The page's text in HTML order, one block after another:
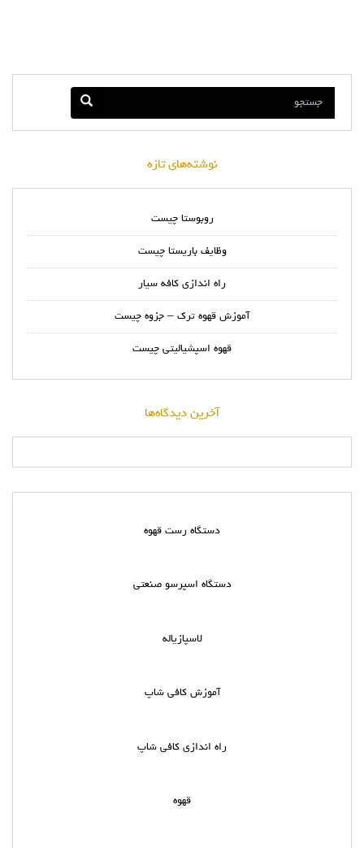
نوشته‌های تازه
روبوستا چیست
وظایف باریستا چیست
راه اندازی کافه سیار
آموزش قهوه ترک – جزوه چیست
قهوه اسپشیالیتی چیست
آخرین دیدگاه‌ها
دستگاه رست قهوه
دستگاه اسپرسو صنعتی
لاسپازیاله
آموزش کافی شاپ
راه اندازی کافی شاپ
قهوه